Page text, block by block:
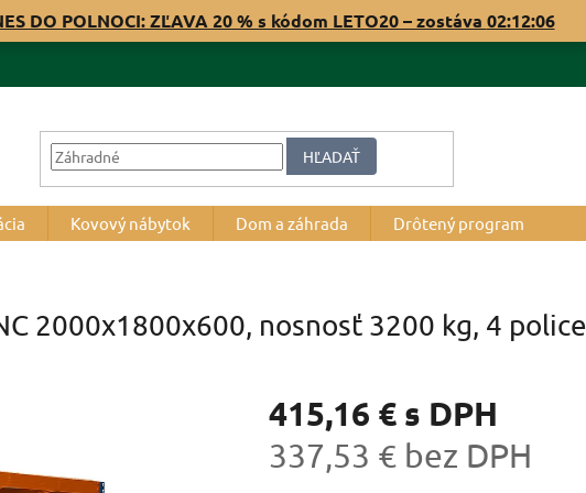
DO POLNOCI: ZĽAVA 20 % s kódom LETO20 – zostáva 02:12:05
HĽADAŤ
Kovový nábytok Dom a záhrada Drôtený program
2000x1800x600, nosnosť 3200 kg, 4 police
415,16 € s DPH
337,53 € bez DPH